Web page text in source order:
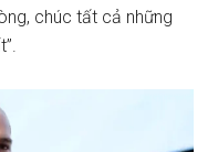
chúc tất cả những